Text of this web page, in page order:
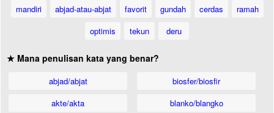
mandiri
abjad-atau-abjat favorit gundah cerdas
ramah
optimis
tekun deru
★ Mana penulisan kata yang benar?
abjad/abjat
akte/akta
biosfer/biosfir
blanko/blangko